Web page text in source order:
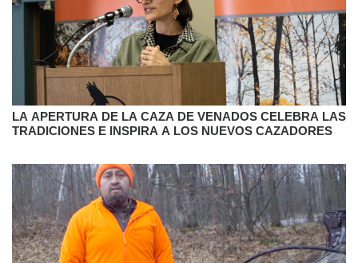
LA APERTURA DE LA CAZA DE VENADOS CELEBRA LAS
TRADICIONES E INSPIRA A LOS NUEVOS CAZADORES